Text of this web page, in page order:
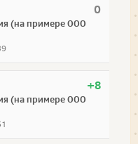
0
(на примере ООО
+8
(на примере ООО